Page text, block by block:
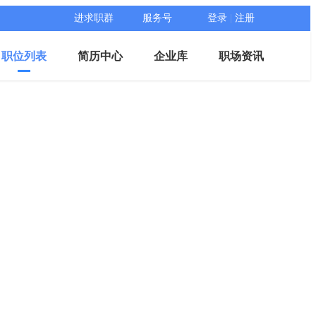
进求职群 服务号 登录 注册
职位列表 简历中心 企业库 职场资讯